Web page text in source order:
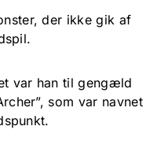
der ikke gik af
var han til gengæld
som var navnet